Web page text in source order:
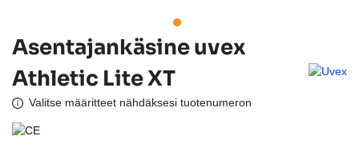
Asentajankäsine uvex
Athletic Lite XT
Valitse määritteet nähdäksesi tuotenumeron